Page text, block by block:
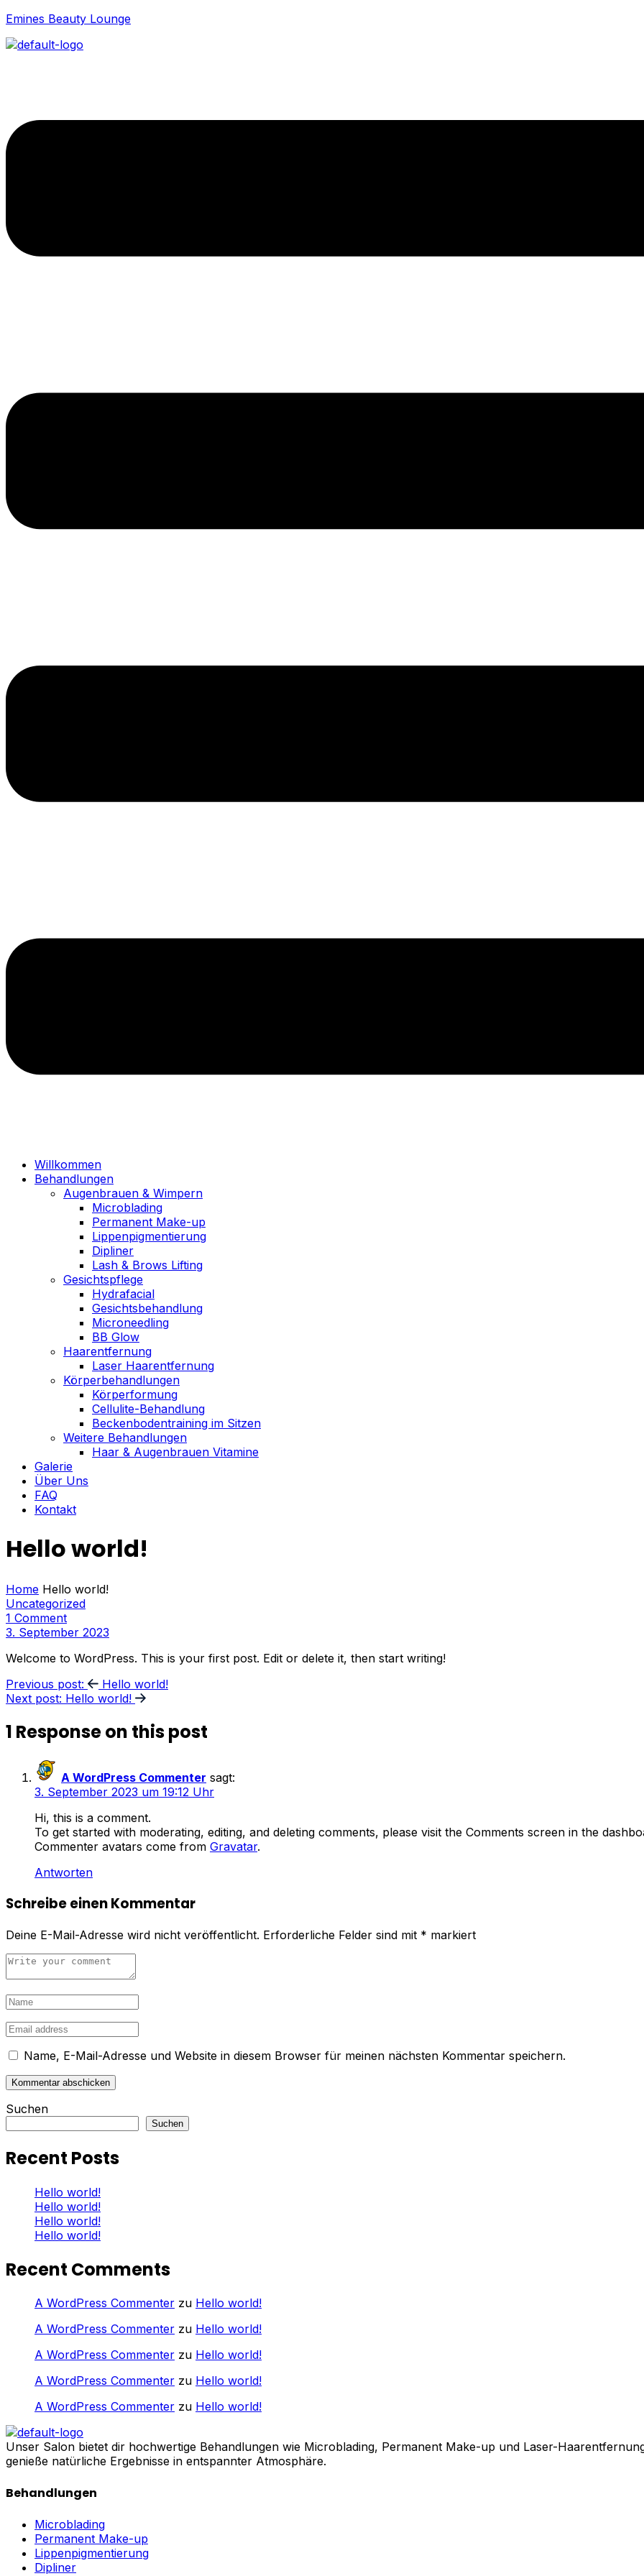
Emines Beauty Lounge
Willkommen
Behandlungen
Augenbrauen & Wimpern
Microblading
Permanent Make-up
Lippenpigmentierung
Dipliner
Lash & Brows Lifting
Gesichtspflege
Hydrafacial
Gesichtsbehandlung
Microneedling
BB Glow
Haarentfernung
Laser Haarentfernung
Körperbehandlungen
Körperformung
Cellulite-Behandlung
Beckenbodentraining im Sitzen
Weitere Behandlungen
Haar & Augenbrauen Vitamine
Galerie
Über Uns
FAQ
Kontakt
Hello world!
Home Hello world!
Uncategorized
1 Comment
3. September 2023
Welcome to WordPress. This is your first post. Edit or delete it, then start writing!
Beitragsnavigation
Previous post:
Hello world!
Next post: Hello world!
1 Response on this post
A WordPress Commenter sagt:
3. September 2023 um 19:12 Uhr
Hi, this is a comment.
To get started with moderating, editing, and deleting comments, please visit the Comments screen in the
Commenter avatars come from Gravatar.
Antworten
Schreibe einen Kommentar
Deine E-Mail-Adresse wird nicht veröffentlicht. Erforderliche Felder sind mit * markiert
Name, E-Mail-Adresse und Website in diesem Browser für meinen nächsten Kommentar speichern.
Suchen
Suchen
Recent Posts
Hello world!
Hello world!
Hello world!
Hello world!
Recent Comments
A WordPress Commenter zu Hello world!
A WordPress Commenter zu Hello world!
A WordPress Commenter zu Hello world!
A WordPress Commenter zu Hello world!
A WordPress Commenter zu Hello world!
Unser Salon bietet dir hochwertige Behandlungen wie Microblading, Permanent Make-up und Laser-
genieße natürliche Ergebnisse in entspannter Atmosphäre.
Behandlungen
Microblading
Permanent Make-up
Lippenpigmentierung
Dipliner